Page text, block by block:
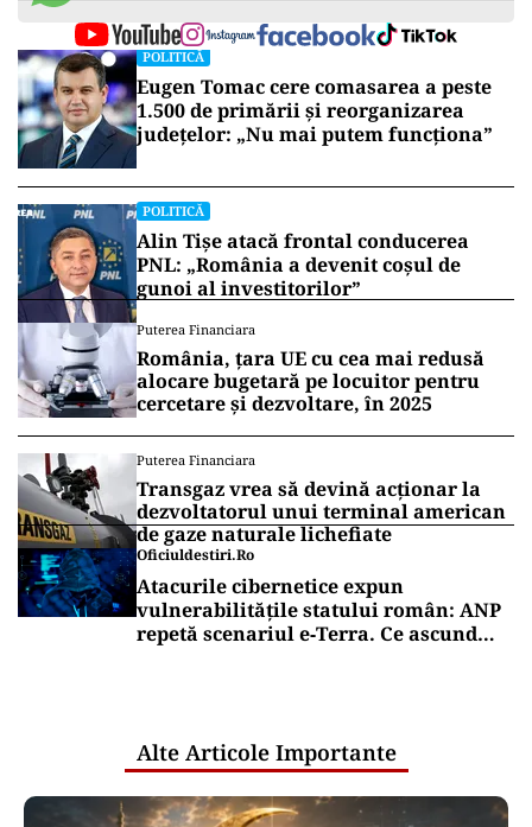
POLITICĂ
Eugen Tomac cere comasarea a peste
1.500 de primării și reorganizarea
județelor: „Nu mai putem funcționa”
POLITICĂ
Alin Tișe atacă frontal conducerea
PNL: „România a devenit coșul de
gunoi al investitorilor”
Puterea Financiara
România, țara UE cu cea mai redusă
alocare bugetară pe locuitor pentru
cercetare și dezvoltare, în 2025
Puterea Financiara
Transgaz vrea să devină acționar la
dezvoltatorul unui terminal american
de gaze naturale lichefiate
Oficiuldestiri.ro
Atacurile cibernetice expun
vulnerabilitățile statului român: ANP
repetă scenariul e‑Terra. Ce ascund
Alte Articole Importante